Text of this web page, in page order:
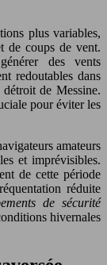
plus variables,
de coups de vent.
des vents
redoutables dans
de Messine.
pour éviter les
amateurs
et imprévisibles.
de cette période
réduite
de sécurité
hivernales